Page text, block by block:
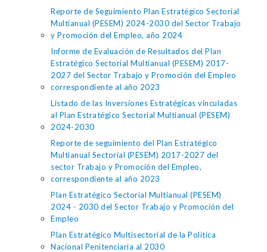
Reporte de Seguimiento Plan Estratégico Sectorial
Multianual (PESEM) 2024-2030 del Sector Trabajo
y Promoción del Empleo, año 2024
Informe de Evaluación de Resultados del Plan
Estratégico Sectorial Multianual (PESEM) 2017-
2027 del Sector Trabajo y Promoción del Empleo
correspondiente al año 2023
Listado de las Inversiones Estratégicas vinculadas
al Plan Estratégico Sectorial Multianual (PESEM)
2024-2030
Reporte de seguimiento del Plan Estratégico
Multianual Sectorial (PESEM) 2017-2027 del
sector Trabajo y Promoción del Empleo,
correspondiente al año 2023
Plan Estratégico Sectorial Multianual (PESEM)
2024 - 2030 del Sector Trabajo y Promoción del
Empleo
Plan Estratégico Multisectorial de la Política
Nacional Penitenciaria al 2030